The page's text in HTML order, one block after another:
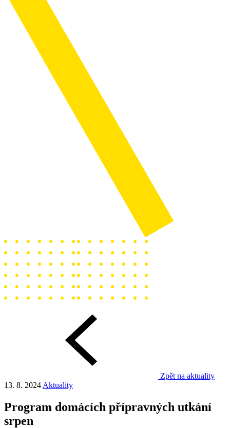
Zpět na aktuality
13. 8. 2024 Aktuality
Program domácích přípravných utkání
srpen